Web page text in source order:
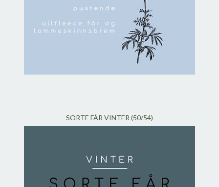
SORTE FÅR VINTER (50/54)